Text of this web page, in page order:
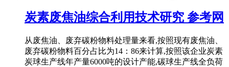
炭素废焦油综合利用技术研究 参考网
从废焦油、废弃碳粉物料处理量来看,按照现有废焦油、
废弃碳粉物料百分占比为14：86来计算,按照该企业炭素
炭球生产线年产量6000吨的设计产能,碳球生产线全负荷